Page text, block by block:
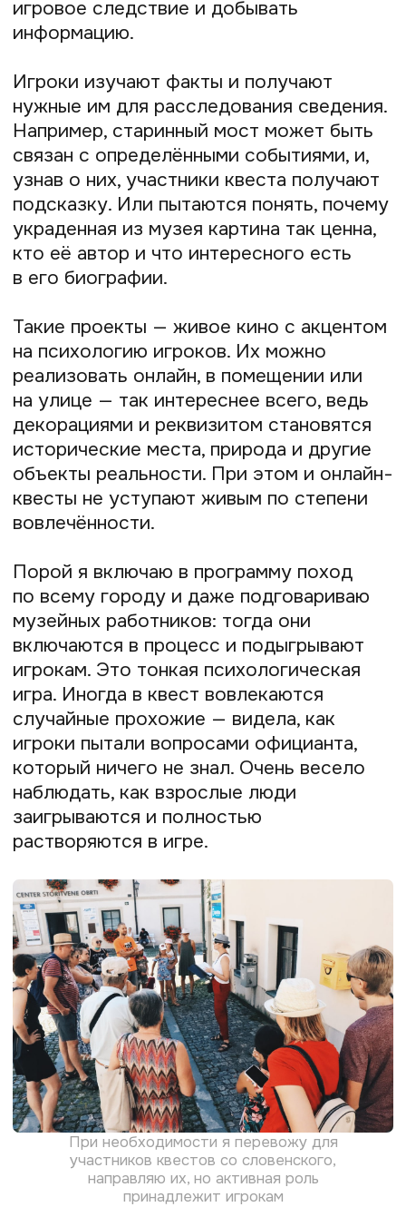
полезными фишками по созданию
и продаю свои услуги
У меня есть разные форматы обучения:
пошаговый план, консультации,
доработка готового квеста. Бывает,
настоящий квест, но у них есть ошибка
в сценарии, из-за которой игра
смазывается. Не все могут сами понять,
как исправить такой сценарий, а я в этом
помогаю. Моё обучение прошли более
но и преподаватели, ведущие
мероприятий, предприниматели — все,
кому интересна идея зарабатывать
на любимом деле.
Я учу создавать безопасные квесты
с учётом особенностей игроков.
Например, взрослые люди легче
воспринимают какие-то кровавые
сюжеты, а детей на них звать не стоит:
они могут воспринять игру всерьёз
и испугаются. При этом взрослые
заигрываются сильнее, и дети
родителей, а не наоборот. Плюс все
люди разные — кто-то легко вливается
с другими игроками, а кому-то надо
аккуратно в этом помочь.
Нашла способ законно
принимать оплаты
от учеников
Когда я начала работать с учениками,
то стала искать способпринимать
платежи из России и других стран СНГ
В итоге поступила так: оформила
в России самозанятость и подключила
платёжный модуль Prodamus. Теперь
я зашиваю платёжные ссылки в свои
продающие посты в Telegram, и все
желающие оплачивают курсы